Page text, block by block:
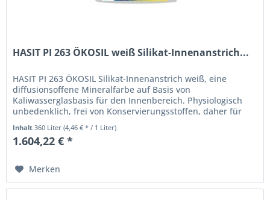
HASIT PI 263 ÖKOSIL weiß Silikat-Innenanstrich...
HASIT PI 263 ÖKOSIL Silikat-Innenanstrich weiß, eine
diffusionsoffene Mineralfarbe auf Basis von
Kaliwasserglasbasis für den Innenbereich. Physiologisch
unbedenklich, frei von Konservierungsstoffen, daher für
Allergiker geeignet. Für...
Inhalt360 Liter(4,46 € * / 1 Liter)
1.604,22 € *
Merken